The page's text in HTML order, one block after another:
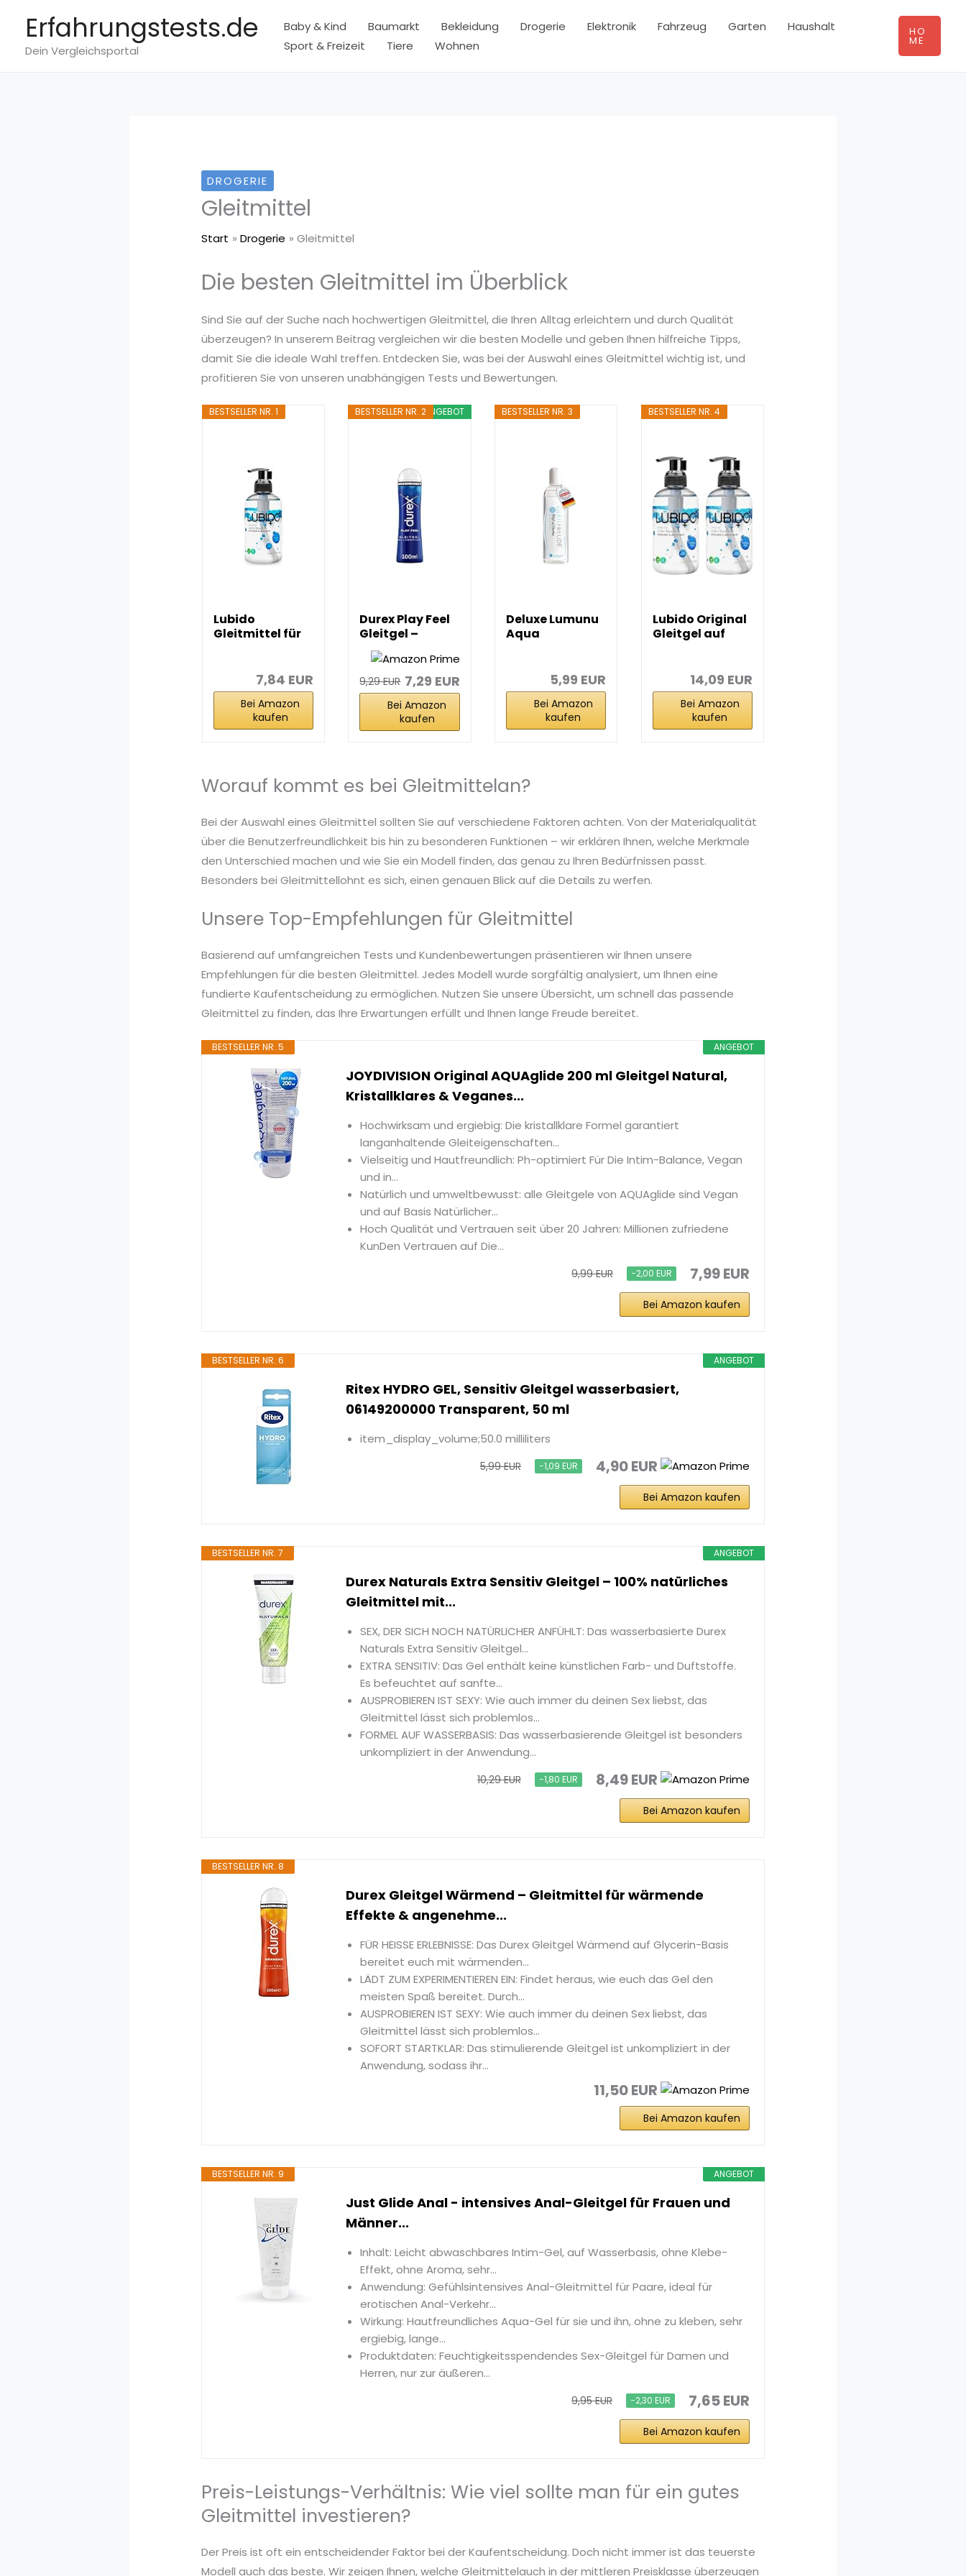
springen
Erfahrungstests.de
Dein Vergleichsportal
Baby & Kind Baumarkt Bekleidung Drogerie Elektronik Fahrzeug Garten
Haushalt
Sport & Freizeit
Tiere Wohnen
HO
ME
DROGERIE
Gleitmittel
Start Drogerie Gleitmittel
Die besten Gleitmittel im Überblick
Sind Sie auf der Suche nach hochwertigen Gleitmittel, die Ihren Alltag erleichtern und durch Qualität
überzeugen? In unserem Beitrag vergleichen wir die besten Modelle und geben Ihnen hilfreiche Tipps,
damit Sie die ideale Wahl treffen. Entdecken Sie, was bei der Auswahl eines Gleitmittel wichtig ist, und
profitieren Sie von unseren unabhängigen Tests und Bewertungen.
BESTSELLER NR. 1
Lubido
Gleitmittel für
7,84 EUR
Bei Amazon
kaufen
ANGEBOT
BESTSELLER NR. 2
Durex Play Feel
Gleitgel –
Wasserbasierte
s...
9,29 EUR 7,29 EUR
Bei Amazon
kaufen
BESTSELLER NR. 3
Deluxe Lumunu
Aqua
5,99 EUR
Bei Amazon
kaufen
BESTSELLER NR. 4
Lubido Original
Gleitgel auf
14,09 EUR
Bei Amazon
kaufen
Worauf kommt es bei Gleitmittelan?
Bei der Auswahl eines Gleitmittel sollten Sie auf verschiedene Faktoren achten. Von der Materialqualität
über die Benutzerfreundlichkeit bis hin zu besonderen Funktionen – wir erklären Ihnen, welche Merkmale
den Unterschied machen und wie Sie ein Modell finden, das genau zu Ihren Bedürfnissen passt.
Besonders bei Gleitmittellohnt es sich, einen genauen Blick auf die Details zu werfen.
Unsere Top-Empfehlungen für Gleitmittel
Basierend auf umfangreichen Tests und Kundenbewertungen präsentieren wir Ihnen unsere
Empfehlungen für die besten Gleitmittel. Jedes Modell wurde sorgfältig analysiert, um Ihnen eine
fundierte Kaufentscheidung zu ermöglichen. Nutzen Sie unsere Übersicht, um schnell das passende
Gleitmittel zu finden, das Ihre Erwartungen erfüllt und Ihnen lange Freude bereitet.
ANGEBOT
BESTSELLER NR. 5
JOYDIVISION Original AQUAglide 200 ml Gleitgel Natural,
Kristallklares & Veganes...
Hochwirksam und ergiebig: Die kristallklare Formel garantiert
langanhaltende Gleiteigenschaften...
Vielseitig und Hautfreundlich: Ph-optimiert Für Die Intim-Balance, Vegan
und in...
Natürlich und umweltbewusst: alle Gleitgele von AQUAglide sind Vegan
und auf Basis Natürlicher...
Hoch Qualität und Vertrauen seit über 20 Jahren: Millionen zufriedene
KunDen Vertrauen auf Die...
9,99 EUR −2,00 EUR 7,99 EUR
Bei Amazon kaufen
ANGEBOT
BESTSELLER NR. 6
Ritex HYDRO GEL, Sensitiv Gleitgel wasserbasiert,
06149200000 Transparent, 50 ml
item_display_volume;50.0 milliliters
5,99 EUR −1,09 EUR 4,90 EUR
Bei Amazon kaufen
ANGEBOT
BESTSELLER NR. 7
Durex Naturals Extra Sensitiv Gleitgel – 100% natürliches
Gleitmittel mit...
SEX, DER SICH NOCH NATÜRLICHER ANFÜHLT: Das wasserbasierte Durex
Naturals Extra Sensitiv Gleitgel...
EXTRA SENSITIV: Das Gel enthält keine künstlichen Farb- und Duftstoffe.
Es befeuchtet auf sanfte...
AUSPROBIEREN IST SEXY: Wie auch immer du deinen Sex liebst, das
Gleitmittel lässt sich problemlos...
FORMEL AUF WASSERBASIS: Das wasserbasierende Gleitgel ist besonders
unkompliziert in der Anwendung...
10,29 EUR −1,80 EUR 8,49 EUR
Bei Amazon kaufen
BESTSELLER NR. 8
Durex Gleitgel Wärmend – Gleitmittel für wärmende
Effekte & angenehme...
FÜR HEISSE ERLEBNISSE: Das Durex Gleitgel Wärmend auf Glycerin-Basis
bereitet euch mit wärmenden...
LÄDT ZUM EXPERIMENTIEREN EIN: Findet heraus, wie euch das Gel den
meisten Spaß bereitet. Durch...
AUSPROBIEREN IST SEXY: Wie auch immer du deinen Sex liebst, das
Gleitmittel lässt sich problemlos...
SOFORT STARTKLAR: Das stimulierende Gleitgel ist unkompliziert in der
Anwendung, sodass ihr...
11,50 EUR
Bei Amazon kaufen
ANGEBOT
BESTSELLER NR. 9
Just Glide Anal - intensives Anal-Gleitgel für Frauen und
Männer...
Inhalt: Leicht abwaschbares Intim-Gel, auf Wasserbasis, ohne Klebe-
Effekt, ohne Aroma, sehr...
Anwendung: Gefühlsintensives Anal-Gleitmittel für Paare, ideal für
erotischen Anal-Verkehr...
Wirkung: Hautfreundliches Aqua-Gel für sie und ihn, ohne zu kleben, sehr
ergiebig, lange...
Produktdaten: Feuchtigkeitsspendendes Sex-Gleitgel für Damen und
Herren, nur zur äußeren...
9,95 EUR −2,30 EUR 7,65 EUR
Bei Amazon kaufen
Preis-Leistungs-Verhältnis: Wie viel sollte man für ein gutes
Gleitmittel investieren?
Der Preis ist oft ein entscheidender Faktor bei der Kaufentscheidung. Doch nicht immer ist das teuerste
Modell auch das beste. Wir zeigen Ihnen, welche Gleitmittelauch in der mittleren Preisklasse überzeugen